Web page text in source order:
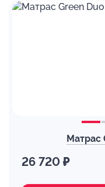
Матрас
26 720 ₽